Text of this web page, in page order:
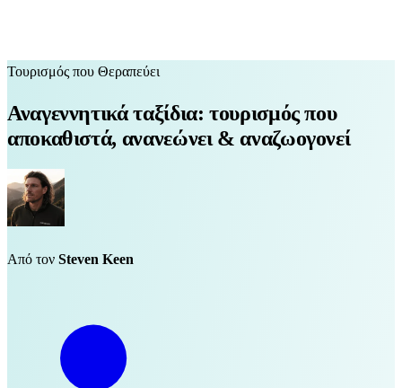
Τουρισμός που Θεραπεύει
Αναγεννητικά ταξίδια: τουρισμός που
αποκαθιστά, ανανεώνει & αναζωογονεί
Από τον Steven Keen